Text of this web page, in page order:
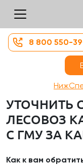
8 800 550-
УТОЧНИТЬ
ЛЕСОВОЗ
С ГМУ ЗА
Как к вам